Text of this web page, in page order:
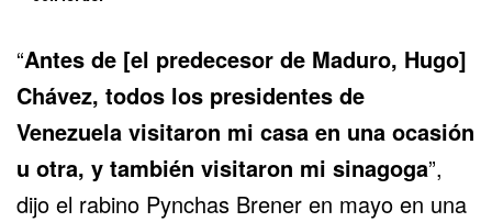
“Antes de [el predecesor de Maduro, Hugo]
Chávez, todos los presidentes de
Venezuela visitaron mi casa en una ocasión
u otra, y también visitaron mi sinagoga”,
dijo el rabino Pynchas Brener en mayo en una